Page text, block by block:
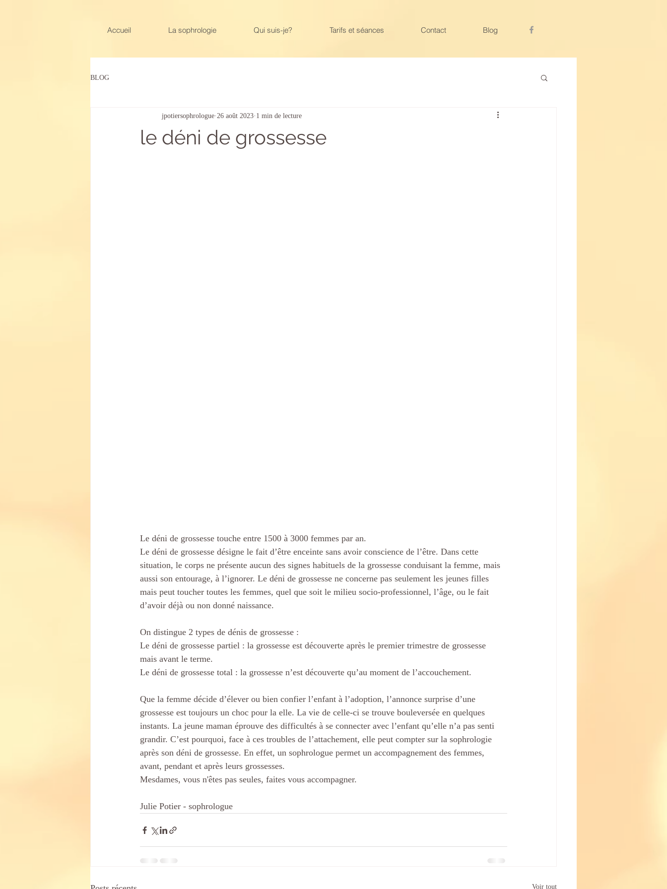
Accueil La sophrologie Qui suis-je? Tarifs et séances Contact Blog
BLOG
le déni de grossesse
jpotiersophrologue 26 août 2023 1 min de lecture
Le déni de grossesse touche entre 1500 à 3000 femmes par an.
Le déni de grossesse désigne le fait d’être enceinte sans avoir conscience de l’être. Dans cette
situation, le corps ne présente aucun des signes habituels de la grossesse conduisant la femme, mais
aussi son entourage, à l’ignorer. Le déni de grossesse ne concerne pas seulement les jeunes filles
mais peut toucher toutes les femmes, quel que soit le milieu socio-professionnel, l’âge, ou le fait
d’avoir déjà ou non donné naissance.
On distingue 2 types de dénis de grossesse :
Le déni de grossesse partiel : la grossesse est découverte après le premier trimestre de grossesse
mais avant le terme.
Le déni de grossesse total : la grossesse n’est découverte qu’au moment de l’accouchement.
Que la femme décide d’élever ou bien confier l’enfant à l’adoption, l’annonce surprise d’une
grossesse est toujours un choc pour la elle. La vie de celle-ci se trouve bouleversée en quelques
instants. La jeune maman éprouve des difficultés à se connecter avec l’enfant qu’elle n’a pas senti
grandir. C’est pourquoi, face à ces troubles de l’attachement, elle peut compter sur la sophrologie
après son déni de grossesse. En effet, un sophrologue permet un accompagnement des femmes,
avant, pendant et après leurs grossesses.
Mesdames, vous n'êtes pas seules, faites vous accompagner.
Julie Potier - sophrologue
Voir tout